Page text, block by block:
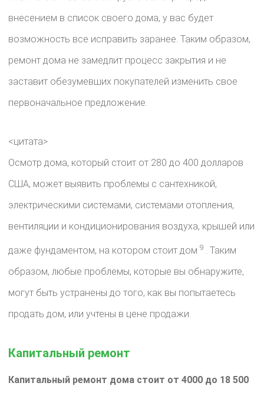
внесением в список своего дома, у вас будет
возможность все исправить заранее. Таким образом,
ремонт дома не замедлит процесс закрытия и не
заставит обезумевших покупателей изменить свое
первоначальное предложение.
<цитата>
Осмотр дома, который стоит от 280 до 400 долларов
США, может выявить проблемы с сантехникой,
электрическими системами, системами отопления,
вентиляции и кондиционирования воздуха, крышей или
даже фундаментом, на котором стоит дом 9 . Таким
образом, любые проблемы, которые вы обнаружите,
могут быть устранены до того, как вы попытаетесь
продать дом, или учтены в цене продажи.
Капитальный ремонт
Капитальный ремонт дома стоит от 4000 до 18 500